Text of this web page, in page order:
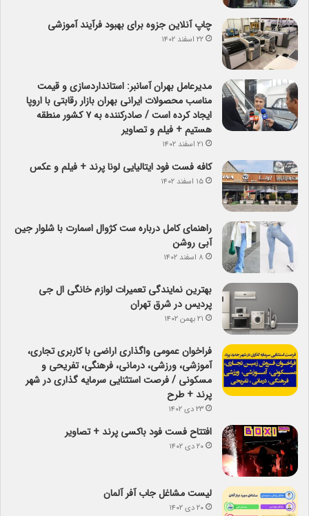
چاپ آنلاین جزوه برای بهبود فرآیند آموزشی
۲۲ اسفند ۱۴۰۲
مدیرعامل بهران آسانبر: استانداردسازی و قیمت
مناسب محصولات ایرانی بهران بازار رقابتی با اروپا
ایجاد کرده است / صادرکننده به ۷ کشور منطقه
هستیم + فیلم و تصاویر
۲۱ اسفند ۱۴۰۲
کافه فست فود ایتالیایی لونا پرند + فیلم و عکس
۱۵ اسفند ۱۴۰۲
راهنمای کامل درباره ست کژوال اسمارت با شلوار جین
آبی روشن
۸ اسفند ۱۴۰۲
بهترین نمایندگی تعمیرات لوازم خانگی ال جی
پردیس در شرق تهران
۲۱ بهمن ۱۴۰۲
فراخوان عمومی واگذاری اراضی با کاربری تجاری،
آموزشی، ورزشی، درمانی، فرهنگی، تفریحی و
مسکونی / فرصت استثنایی سرمایه گذاری در شهر
پرند + طرح
۲۳ دی ۱۴۰۲
افتتاح فست فود باکسی پرند + تصاویر
۲۰ دی ۱۴۰۲
لیست مشاغل جاب آفر آلمان
۲۰ دی ۱۴۰۲